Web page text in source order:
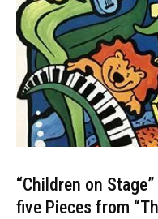
“Children on
five Pieces from